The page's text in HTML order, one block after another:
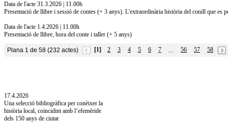
Data de l'acte 31.3.2026 | 11.00h
Presentació de llibre i sessió de contes (+ 3 anys). L'extraordinària història del conill que es
Data de l'acte 1.4.2026 | 11.00h
Presentació de llibre, hora del conte i taller (+ 5 anys)
Plana 1 de 58 (232 actes) [1] 2 3 4 5 6 7 … 56 57
58
17.4.2026
Una selecció bibliogràfica per conèixer la
història local, coincidint amb l’efemèride
dels 150 anys de ciutat